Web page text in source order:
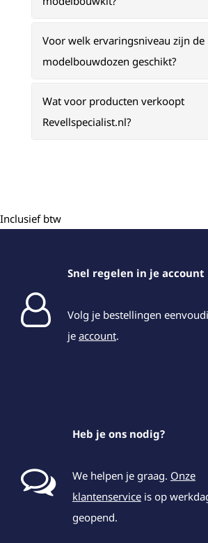
Voor welk ervaringsniveau zijn de
modelbouwdozen geschikt?
Wat voor producten verkoopt
Revellspecialist.nl?
Inclusief btw
Snel regelen in je account
Volg je bestellingen
je account.
Heb je ons nodig?
We helpen je graag. Onze
klantenservice is op
geopend.